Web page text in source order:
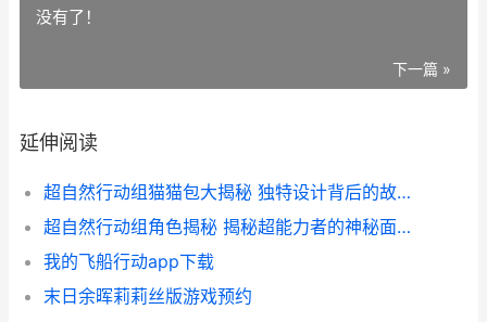
没有了！
下一篇 »
延伸阅读
超自然行动组猫猫包大揭秘 独特设计背后的故事与价格解析
超自然行动组角色揭秘 揭秘超能力者的神秘面纱与装备解析
我的飞船行动app下载
末日余晖莉莉丝版游戏预约